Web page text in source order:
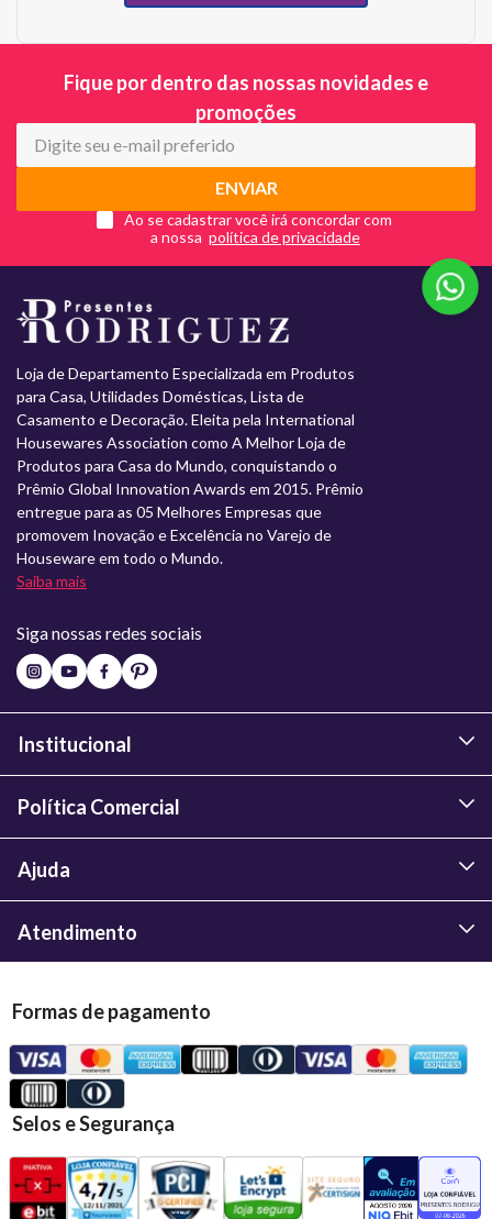
Fique por dentro das nossas novidades e
promoções
ENVIAR
Ao se cadastrar você irá concordar com
a nossa
Loja de Departamento Especializada em Produtos
para Casa, Utilidades Domésticas, Lista de
Casamento e Decoração. Eleita pela International
Housewares Association como A Melhor Loja de
Produtos para Casa do Mundo, conquistando o
Prêmio Global Innovation Awards em 2015. Prêmio
entregue para as 05 Melhores Empresas que
promovem Inovação e Excelência no Varejo de
Houseware em todo o Mundo.
Saiba mais
Siga nossas redes sociais
Institucional
Política Comercial
Ajuda
Atendimento
Formas de pagamento
Selos e Segurança